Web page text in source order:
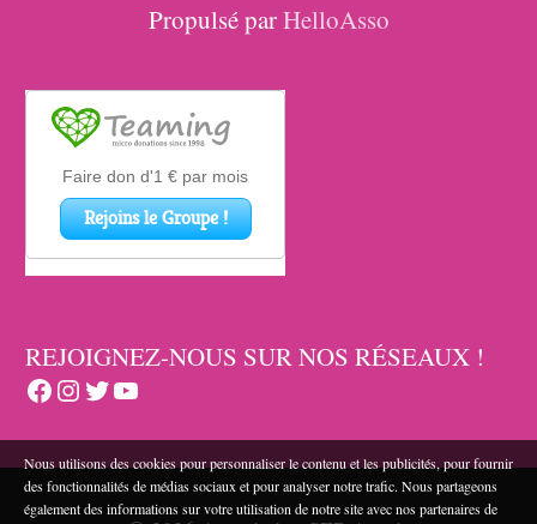
Propulsé parHelloAsso
REJOIGNEZ-NOUS SUR NOS RÉSEAUX !
Facebook
Instagram
TwitterYouTube
Nous utilisons des cookies pour personnaliser le contenu et les publicités, pour fournir
des fonctionnalités de médias sociaux et pour analyser notre trafic. Nous partageons
également des informations sur votre utilisation de notre site avec nos partenaires de